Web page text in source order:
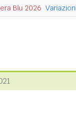
Blu 2026 Variazioni